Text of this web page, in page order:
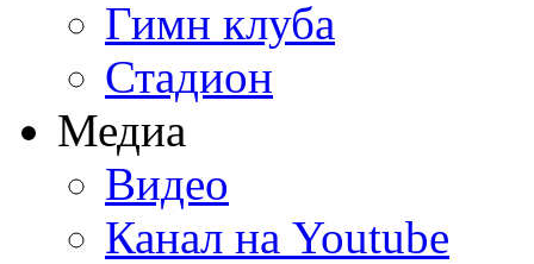
Гимн клуба
Стадион
Медиа
Видео
Канал на Youtube